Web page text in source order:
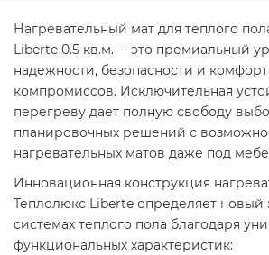
Нагревательный мат для теплого
Liberte 0.5 кв.м. – это премиальный
надежности, безопасности и
компромиссов. Исключительная
перегреву дает полную свободу
планировочных решений с
нагревательных матов даже под
Инновационная конструкция
Теплолюкс Liberte определяет новый
системах теплого пола благодаря
функциональных характеристик: